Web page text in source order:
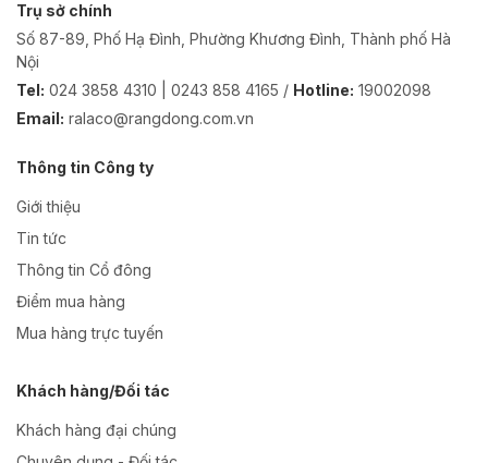
Trụ sở chính
Số 87-89, Phố Hạ Đình, Phường Khương Đình, Thành phố Hà
Nội
Tel: 024 3858 4310 | 0243 858 4165 / Hotline: 19002098
Email: ralaco@rangdong.com.vn
Thông tin Công ty
Giới thiệu
Tin tức
Thông tin Cổ đông
Điểm mua hàng
Mua hàng trực tuyến
Khách hàng/Đối tác
Khách hàng đại chúng